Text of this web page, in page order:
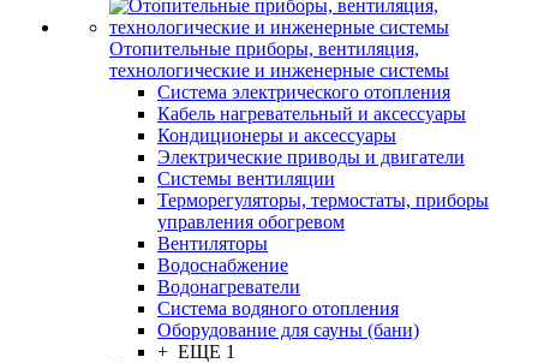
Отопительные приборы, вентиляция,
технологические и инженерные системы
Система электрического отопления
Кабель нагревательный и аксессуары
Кондиционеры и аксессуары
Электрические приводы и двигатели
Системы вентиляции
Терморегуляторы, термостаты, приборы
управления обогревом
Вентиляторы
Водоснабжение
Водонагреватели
Система водяного отопления
Оборудование для сауны (бани)
+ ЕЩЕ 1